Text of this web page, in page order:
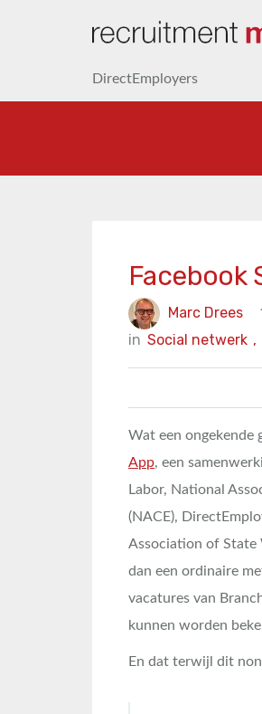
DirectEmployers
Facebook
Marc Drees
in Social netwerk ,
Wat een ongekende
App, een
Labor, National
(NACE),
Association of State
dan een ordinaire
vacatures van
kunnen worden
En dat terwijl dit